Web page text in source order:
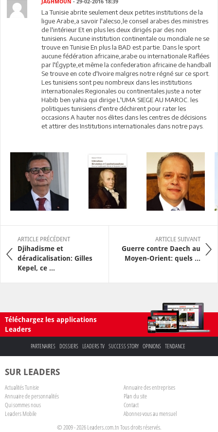
JAGHMOUN - 29-02-2016 18:39
La Tunisie abrite seulement deux petites institutions de la
ligue Arabe,a savoir l'alecso,le conseil arabes des ministres
de l'intérieur Et en plus les deux dirigés par des non
tunisiens. Aucune institution continentale ou mondiale ne se
trouve en Tunisie En plus la BAD est partie. Dans le sport
aucune fédération africaine,arabe ou internationale Raflées
par l'Égypte,et même la confederation africaine de handball
Se trouve en cote d'Ivoire malgres notre régné sur ce sport.
Les tunisiens sont peu nombreux dans les institutions
internationales Regionales ou continentales.juste a noter
Habib ben yahia qui dirige L'UMA SIEGE AU MAROC. les
politiques tunisiens d'entre déchirent pour rater les
occasions A hauter nos élites dans les centres de décisions
et attirer des Institutions internationales dans notre pays.
ARTICLE PRÉCÉDENT
Djihadisme et
déradicalisation: Gilles
Kepel, ce ...
ARTICLE SUIVANT
Guerre contre Daech au
Moyen-Orient: quels ...
Téléchargez les applications
Leaders
PARTENAIRES DOSSIERS LEADERS TV SUCCESS STORY OPINIONS TENDANCE
SUR LEADERS
Actualités Tunisie
Annuaire des entreprises
Annuaire de personnalités
Plan du site
Qui sommes nous
Contact
Leaders Mobile
Abonnez-vous au mensuel
© 2009 - 2026 Leaders.com.tn Tous droits réservés.